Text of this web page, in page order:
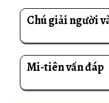
Chú giải người
Mi-tiên vấn đáp